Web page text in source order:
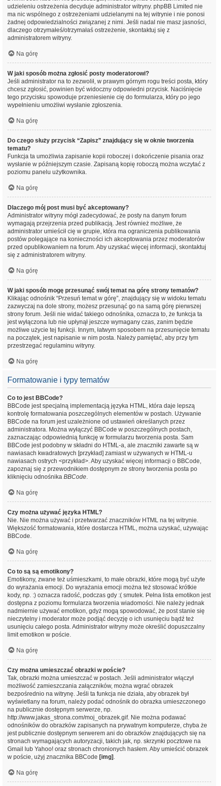
udzieleniu ostrzeżenia decyduje administrator witryny. phpBB Limited nie
ma nic wspólnego z ostrzeżeniami udzielanymi na tej witrynie i nie ponosi
żadnej odpowiedzialności związanej z nimi. Jeśli nadal nie masz jasności,
dlaczego otrzymałeś/otrzymałaś ostrzeżenie, skontaktuj się z
administratorem witryny.
Na górę
W jaki sposób można zgłosić posty moderatorowi?
Jeśli administrator na to zezwolił, w prawym górnym rogu treści posta, który
chcesz zgłosić, powinien być widoczny odpowiedni przycisk. Naciśnięcie
tego przycisku spowoduje przeniesienie cię do formularza, który po jego
wypełnieniu umożliwi wysłanie zgłoszenia.
Na górę
Do czego służy przycisk “Zapisz” znajdujący się w oknie tworzenia
tematu?
Funkcja ta umożliwia zapisanie kopii roboczej i dokończenie pisania oraz
wysłanie w późniejszym czasie. Zapisaną kopię roboczą można wczytać z
poziomu panelu użytkownika.
Na górę
Dlaczego mój post musi być akceptowany?
Administrator witryny mógł zadecydować, że posty na danym forum
wymagają przejrzenia przed publikacją. Jest również możliwe, że
administrator umieścił cię w grupie, która ma ograniczenia publikowania
postów polegające na konieczności ich akceptowania przez moderatorów
przed opublikowaniem na forum. Aby uzyskać więcej informacji, skontaktuj
się z administratorem witryny.
Na górę
W jaki sposób mogę przesunąć swój temat na górę strony tematów?
Klikając odnośnik “Przesuń temat w górę”, znajdujący się w widoku tematu
zazwyczaj na dole strony, możesz przesunąć go na samą górę pierwszej
strony forum. Jeśli nie widać takiego odnośnika, oznacza to, że funkcja ta
jest wyłączona lub nie upłynął jeszcze wymagany czas, zanim będzie
możliwe użycie tej funkcji. Innym, łatwym sposobem na przesunięcie tematu
na początek, jest napisanie w nim posta. Należy pamiętać, aby przy tym
przestrzegać regulaminu witryny.
Na górę
Formatowanie i typy tematów
Co to jest BBCode?
BBCode jest specjalną implementacją języka HTML, która daje lepszą
kontrolę formatowania poszczególnych elementów w postach. Używanie
BBCode na forum jest uzależnione od ustawień określanych przez
administratora. Można wyłączyć BBCode w poszczególnych postach,
zaznaczając odpowiednią funkcję w formularzu tworzenia posta. Sam
BBCode jest podobny w składni do HTML-a, ale znaczniki zawarte są w
nawiasach kwadratowych [przykład] zamiast w używanych w HTML-u
nawiasach ostrych <przykład>. Aby uzyskać więcej informacji o BBCode,
zapoznaj się z przewodnikiem dostępnym ze strony tworzenia posta po
kliknięciu odnośnika BBCode.
Na górę
Czy można używać języka HTML?
Nie. Nie można używać i przetwarzać znaczników HTML na tej witrynie.
Większość formatowania, które dostarcza HTML, można uzyskać, używając
BBCode.
Na górę
Co to są są emotikony?
Emotikony, zwane też uśmieszkami, to małe obrazki, które mogą być użyte
do wyrażania emocji. Do wyrażania emocji można też stosować krótkie
kody, np. :) oznacza radość, podczas gdy :( smutek. Pełna lista emotikon jest
dostępna z poziomu formularza tworzenia wiadomości. Nie należy jednak
nadmiernie używać emotikon, gdyż mogą spowodować, że post stanie się
nieczytelny i moderator może podjąć decyzję o ich usunięciu bądź też
usunięciu całego posta. Administrator witryny może określić dopuszczalny
limit emotikon w poście.
Na górę
Czy można umieszczać obrazki w poście?
Tak, obrazki można umieszczać w postach. Jeśli administrator włączył
możliwość zamieszczania załączników, można wgrać obrazek
bezpośrednio na witrynę. Jeśli ta funkcja nie działa, aby obrazek był
wyświetlany na forum, należy podać odnośnik do obrazka umieszczonego
na publicznie dostępnym serwerze, np.
http://www.jakas_strona.com/moj_obrazek.gif. Nie można podawać
odnośników do obrazków zapisanych na prywatnym komputerze, chyba że
jest publicznie dostępnym serwerem ani do obrazków znajdujących się na
stronach wymagających autoryzacji, takich jak, np. skrzynki pocztowe na
Gmail lub Yahoo! oraz stronach chronionych hasłem. Aby umieścić obrazek
w poście, użyj znacznika BBCode [img] .
Na górę